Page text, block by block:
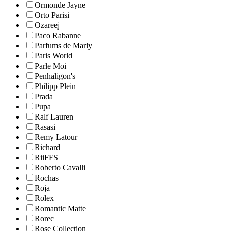
Ormonde Jayne
Orto Parisi
Ozareej
Paco Rabanne
Parfums de Marly
Paris World
Parle Moi
Penhaligon's
Philipp Plein
Prada
Pupa
Ralf Lauren
Rasasi
Remy Latour
Richard
RiiFFS
Roberto Cavalli
Rochas
Roja
Rolex
Romantic Matte
Rorec
Rose Collection